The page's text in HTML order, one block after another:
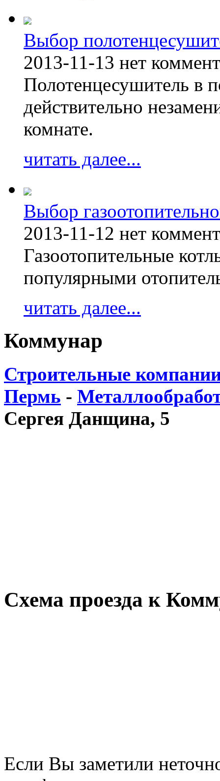
Выбор
2013-11-13 нет
Полотенцесушитель в
действительно
комнате.
читать далее...
Выбор
2013-11-12 нет
Газоотопительные
популярными
читать далее...
Коммунар
Строительные
Пермь -
Сергея Данщина, 5
Схема проезда к
Если Вы заметили